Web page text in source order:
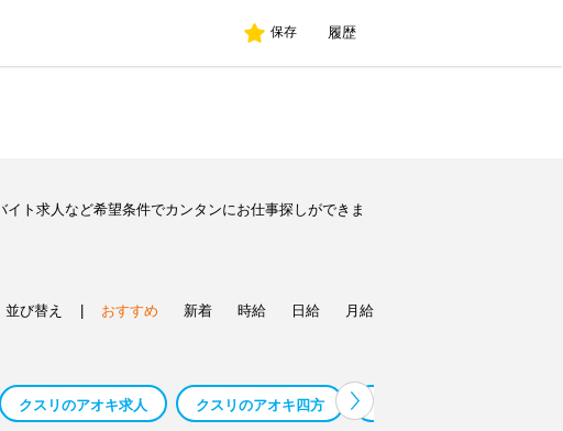
保存 履歴
ト求人など希望条件でカンタンにお仕事探しができま
並び替え おすすめ 新着 時給 日給 月給
クスリのアオキ求人 クスリのアオキ四方 クスリのアオキ 五井